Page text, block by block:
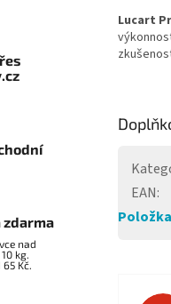
zdarma
nad
kg.
Kč.
Lucart
v
zku
EAN: